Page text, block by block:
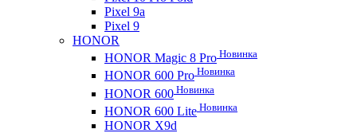
Pixel 9a
Pixel 9
HONOR
HONOR Magic 8 Pro Новинка
HONOR 600 Pro Новинка
HONOR 600 Новинка
HONOR 600 Lite Новинка
HONOR X9d